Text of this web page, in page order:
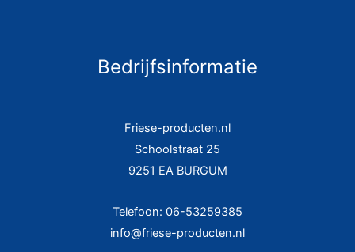
Bedrijfsinformatie
Friese-producten.nl
Schoolstraat 25
9251 EA BURGUM
Telefoon: 06-53259385
info@friese-producten.nl